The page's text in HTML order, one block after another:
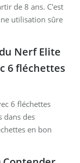
de 8 ans. C'est
utilisation sûre
Nerf Elite
6 fléchettes
6 fléchettes
dans des
en bon